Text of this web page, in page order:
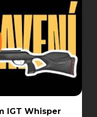
IGT Whisper